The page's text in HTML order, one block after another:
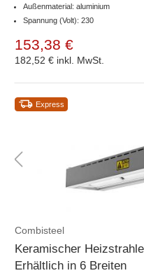
Außenmaterial: aluminium
Spannung (Volt): 230
153,38 €
182,52 € inkl. MwSt.
Express
Combisteel
Keramischer
Erhältlich in 6 Breiten